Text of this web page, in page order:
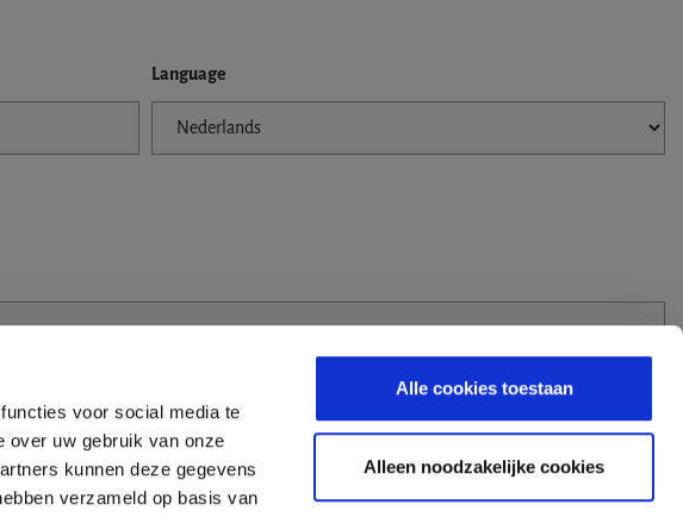
voor social media te
over uw gebruik van onze
kunnen deze gegevens
verzameld op basis van
Alle cookies toestaan
Alleen noodzakelijke cookies
Language